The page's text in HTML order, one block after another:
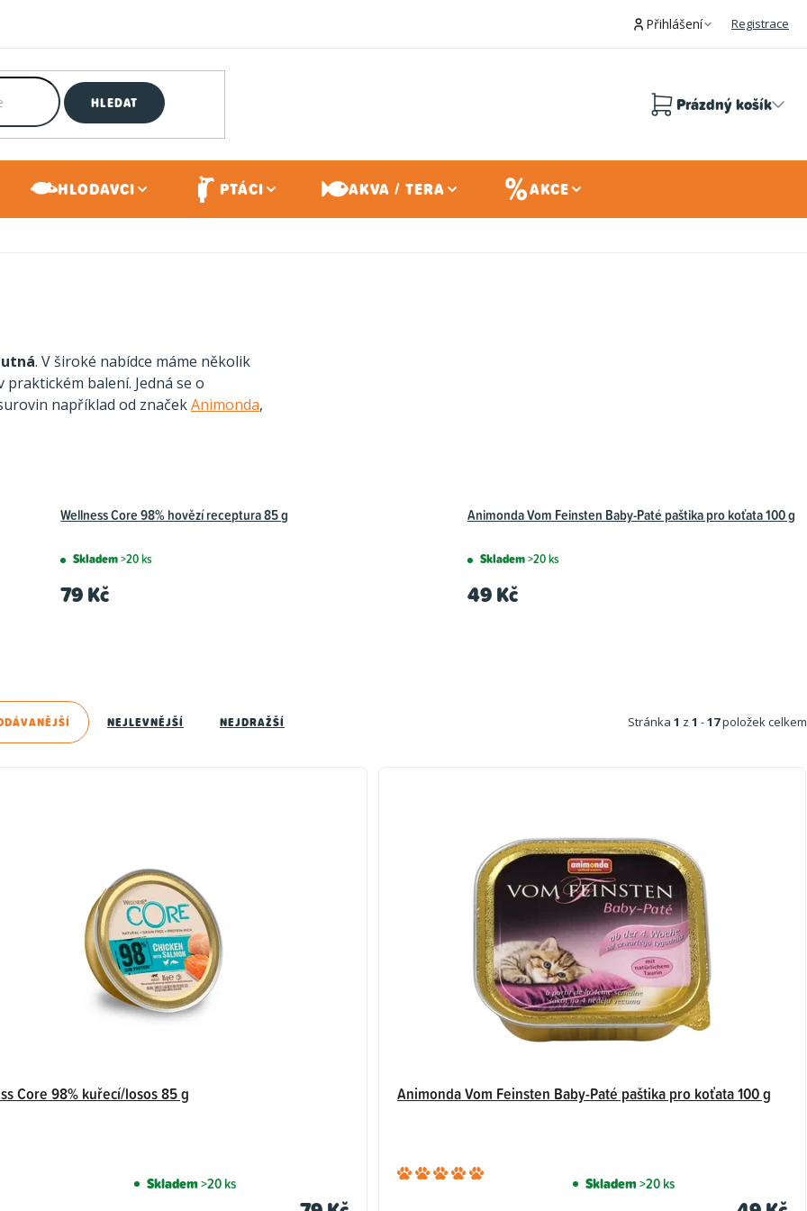
Přihlášení Registrace
HLEDAT Prázdný košík
HLODAVCI PTÁCI AKVA / TERA AKCE
. V široké nabídce máme několik
praktickém balení. Jedná se o
například od značekAnimonda,
Wellness Core 98% hovězí receptura 85 g
Skladem>20 ks
79 Kč
Animonda Vom Feinsten Baby-Paté paštika pro koťata 100 g
Skladem>20 ks
49 Kč
Stránka 1 z 1 -17položek celkem
NEJLEVNĚJŠÍ NEJDRAŽŠÍ
Core 98% kuřecí/losos 85 g
Skladem>20 ks
Animonda Vom Feinsten Baby-Paté paštika pro koťata 100 g
Průměrné
Skladem>20 ks